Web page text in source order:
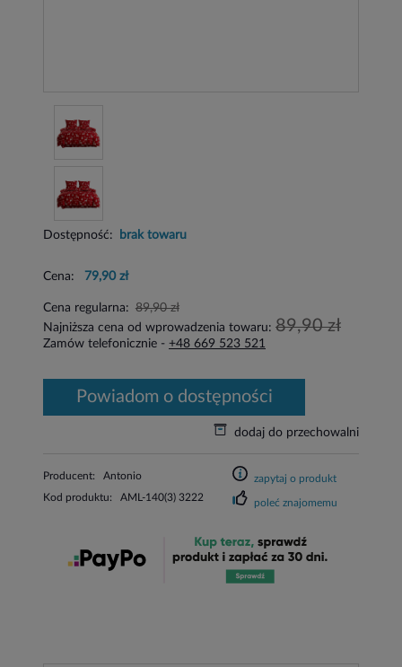
Dostępność: brak towaru
Cena: 79,90 zł
Cena regularna: 89,90 zł
Najniższa cena od wprowadzenia towaru: 89,90 zł
Zamów telefonicznie - +48 669 523 521
powiadom o dostępności
dodaj do przechowalni
Producent:
Antonio
Kod produktu:
AML-140(3) 3222
zapytaj o produkt
poleć znajomemu